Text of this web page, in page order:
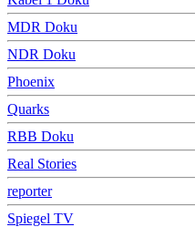
MDR Doku
NDR Doku
Phoenix
Quarks
RBB Doku
Real Stories
reporter
Spiegel TV